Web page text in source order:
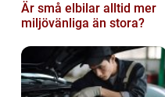
Är små elbilar alltid mer
miljövänliga än stora?